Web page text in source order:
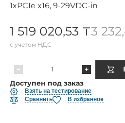
1xPCIe x16, 9-29VDC-in
1 519 020,53 ₸3
с учетом НДС
Доступен под заказ
Взять на тестирование
Сравнить
В избранное